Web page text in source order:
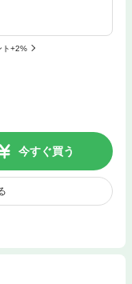
ト+2%
今すぐ買う